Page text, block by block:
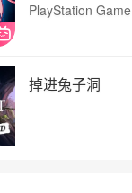
PlayStation Game
掉进兔子洞